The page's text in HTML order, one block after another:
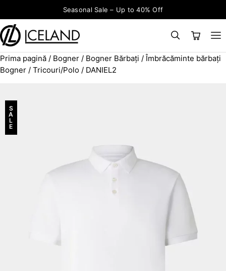
Seasonal Sale – Up to 40% Off
Search for:
CAUTĂ ×
Prima pagină / Bogner / Bogner Bărbați / Îmbrăcăminte bărbați
Bogner / Tricouri/Polo / DANIEL2
S
A
L
E